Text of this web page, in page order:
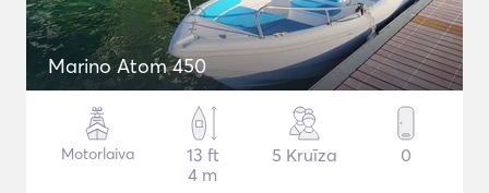
Marino Atom 450
Motorlaiva
13 ft
4 m
5 Kruīza 0